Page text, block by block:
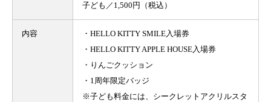
子ども／1,500円（税込）
内容
・HELLO KITTY SMILE入場券
・HELLO KITTY APPLE HOUSE入場券
・りんごクッション
・1周年限定バッジ
※子ども料金には、シークレットアクリルスタ